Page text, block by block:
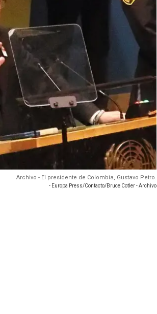
Archivo - El presidente de Colombia, Gustavo Petro.
- Europa Press/Contacto/Bruce Cotler - Archivo